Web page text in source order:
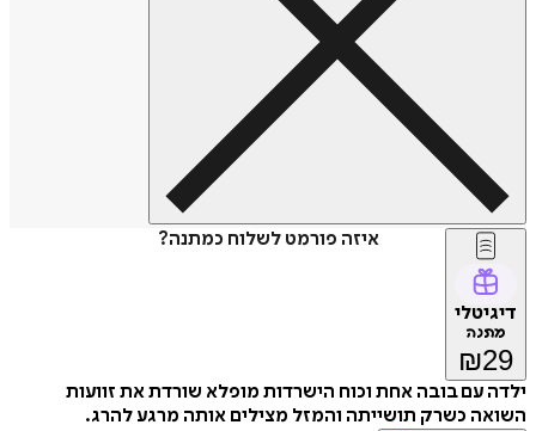
איזה פורמט לשלוח כמתנה?
דיגיטלי
מתנה
₪29
ילדה עם בובה אחת וכוח הישרדות מופלא שורדת את זוועות
השואה כשרק תושייתה והמזל מצילים אותה מרגע להרג.